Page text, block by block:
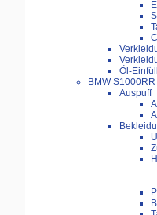
Öl-
BMW
Auspuff